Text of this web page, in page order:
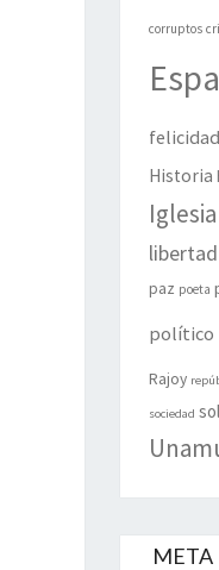
corruptos
Historia
Iglesia
libertad
paz poeta
político
Rajoy
sociedad
META